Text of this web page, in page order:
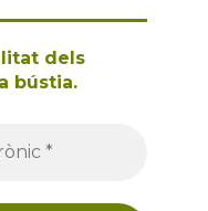
dels
bústia.